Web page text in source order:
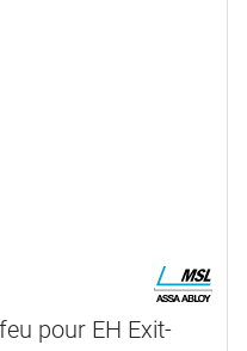
pour EH Exit-